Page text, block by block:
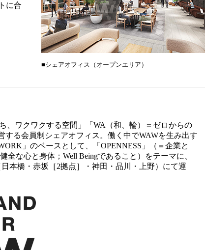
に合
■シェアオフィス（オープンエリア）
、ワクワクする空間」「WA（和、輪）＝ゼロからの
る会員制シェアオフィス。働く中でWAWを生み出す
」のベースとして、「OPENNESS」（＝企業と
な心と身体；Well Beingであること）をテーマに、
本橋・赤坂［2拠点］・神田・品川・上野）にて運